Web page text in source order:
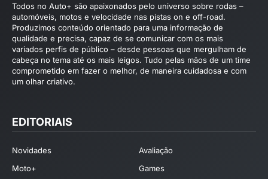
Todos no Auto+ são apaixonados pelo universo sobre rodas –
automóveis, motos e velocidade nas pistas on e off-road.
Produzimos conteúdo orientado para uma informação de
qualidade e precisa, capaz de se comunicar com os mais
variados perfis de público – desde pessoas que mergulham de
cabeça no tema até os mais leigos. Tudo pelas mãos de um time
comprometido em fazer o melhor, de maneira cuidadosa e com
um olhar criativo.
EDITORIAIS
Novidades
Avaliação
Moto+
Games